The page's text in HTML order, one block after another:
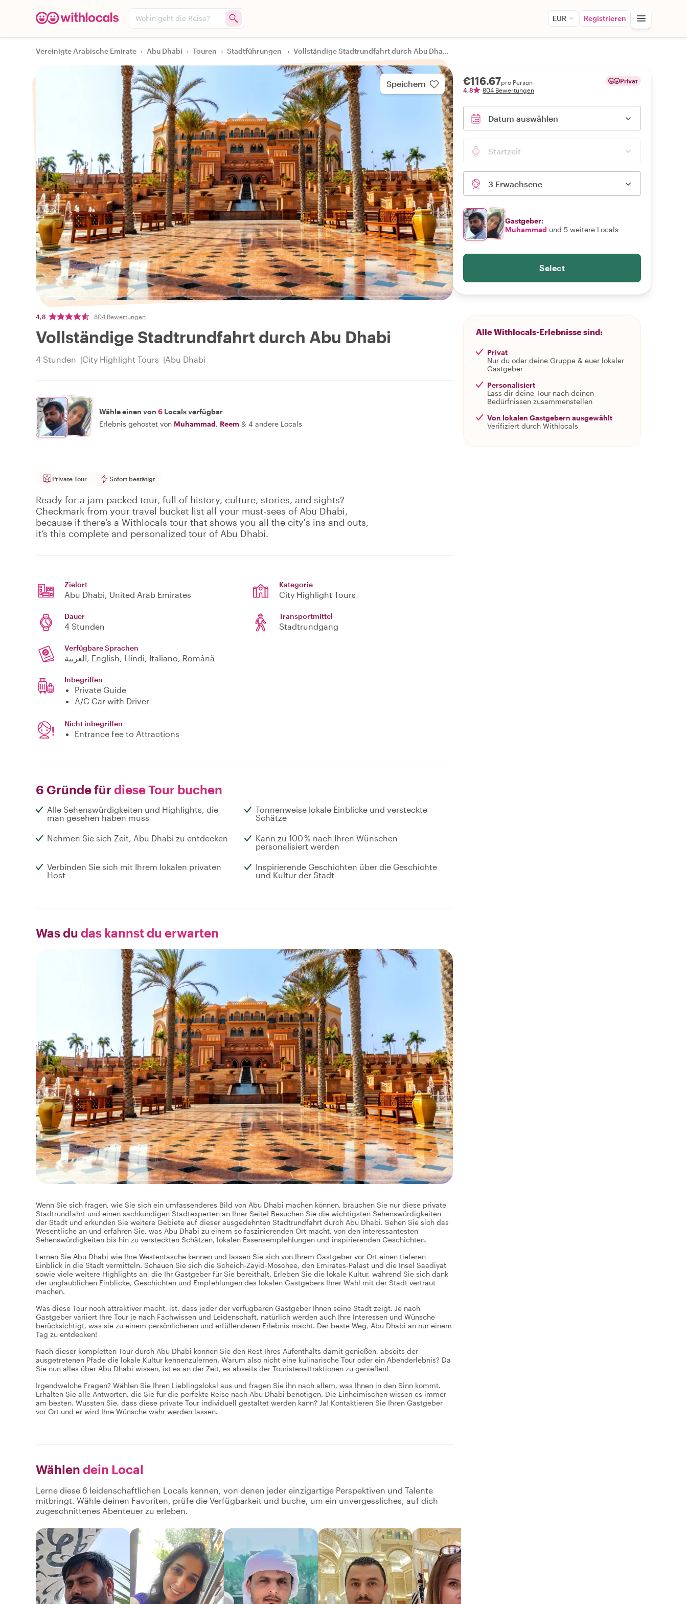
Wohin geht die Reise? EUR Registrieren
Vereinigte Arabische Emirate › Abu Dhabi › Touren › Stadtführungen › Vollständige Stadtrundfahrt durch Abu Dhabi
Speichern
4,8 804 Bewertungen
Vollständige Stadtrundfahrt durch Abu Dhabi
4 Stunden City Highlight Tours Abu Dhabi
Wähle einen von 6 Locals verfügbar
Erlebnis gehostet von Muhammad, Reem & 4 andere Locals
Private Tour Sofort bestätigt
Ready for a jam-packed tour, full of history, culture, stories, and sights?
Checkmark from your travel bucket list all your must-sees of Abu Dhabi,
because if there’s a Withlocals tour that shows you all the city's ins and outs,
it’s this complete and personalized tour of Abu Dhabi.
Zielort
Abu Dhabi, United Arab Emirates
Kategorie
City Highlight Tours
Dauer
4 Stunden
Transportmittel
Stadtrundgang
Verfügbare Sprachen
العربية, English, Hindi, Italiano, Română
Inbegriffen
Private Guide
A/C Car with Driver
Nicht inbegriffen
Entrance fee to Attractions
6 Gründe für diese Tour buchen
Alle Sehenswürdigkeiten und Highlights, die
man gesehen haben muss
Tonnenweise lokale Einblicke und versteckte
Schätze
Nehmen Sie sich Zeit, Abu Dhabi zu entdecken
Kann zu 100 % nach Ihren Wünschen
personalisiert werden
Verbinden Sie sich mit Ihrem lokalen privaten
Host
Inspirierende Geschichten über die Geschichte
und Kultur der Stadt
Was du das kannst du erwarten
Wenn Sie sich fragen, wie Sie sich ein umfassenderes Bild von Abu Dhabi machen können, brauchen Sie nur diese private
Stadtrundfahrt und einen sachkundigen Stadtexperten an Ihrer Seite! Besuchen Sie die wichtigsten Sehenswürdigkeiten
der Stadt und erkunden Sie weitere Gebiete auf dieser ausgedehnten Stadtrundfahrt durch Abu Dhabi. Sehen Sie sich das
Wesentliche an und erfahren Sie, was Abu Dhabi zu einem so faszinierenden Ort macht, von den interessantesten
Sehenswürdigkeiten bis hin zu versteckten Schätzen, lokalen Essensempfehlungen und inspirierenden Geschichten.
Lernen Sie Abu Dhabi wie Ihre Westentasche kennen und lassen Sie sich von Ihrem Gastgeber vor Ort einen tieferen
Einblick in die Stadt vermitteln. Schauen Sie sich die Scheich-Zayid-Moschee, den Emirates-Palast und die Insel Saadiyat
sowie viele weitere Highlights an, die Ihr Gastgeber für Sie bereithält. Erleben Sie die lokale Kultur, während Sie sich dank
der unglaublichen Einblicke, Geschichten und Empfehlungen des lokalen Gastgebers Ihrer Wahl mit der Stadt vertraut
machen.
Was diese Tour noch attraktiver macht, ist, dass jeder der verfügbaren Gastgeber Ihnen seine Stadt zeigt. Je nach
Gastgeber variiert Ihre Tour je nach Fachwissen und Leidenschaft, natürlich werden auch Ihre Interessen und Wünsche
berücksichtigt, was sie zu einem persönlicheren und erfüllenderen Erlebnis macht. Der beste Weg, Abu Dhabi an nur einem
Tag zu entdecken!
Nach dieser kompletten Tour durch Abu Dhabi können Sie den Rest Ihres Aufenthalts damit genießen, abseits der
ausgetretenen Pfade die lokale Kultur kennenzulernen. Warum also nicht eine kulinarische Tour oder ein Abenderlebnis? Da
Sie nun alles über Abu Dhabi wissen, ist es an der Zeit, es abseits der Touristenattraktionen zu genießen!
Irgendwelche Fragen? Wählen Sie Ihren Lieblingslokal aus und fragen Sie ihn nach allem, was Ihnen in den Sinn kommt.
Erhalten Sie alle Antworten, die Sie für die perfekte Reise nach Abu Dhabi benötigen. Die Einheimischen wissen es immer
am besten. Wussten Sie, dass diese private Tour individuell gestaltet werden kann? Ja! Kontaktieren Sie Ihren Gastgeber
vor Ort und er wird Ihre Wünsche wahr werden lassen.
Wählen dein Local
Lerne diese 6 leidenschaftlichen Locals kennen, von denen jeder einzigartige Perspektiven und Talente
mitbringt. Wähle deinen Favoriten, prüfe die Verfügbarkeit und buche, um ein unvergessliches, auf dich
zugeschnittenes Abenteuer zu erleben.
€116.67pro Person
4,8
804 Bewertungen
Privat
Datum auswählen
Startzeit
3 Erwachsene
Gastgeber:
Muhammad und 5 weitere Locals
Select
Alle Withlocals-Erlebnisse sind:
Privat
Nur du oder deine Gruppe & euer lokaler
Gastgeber
Personalisiert
Lass dir deine Tour nach deinen
Bedürfnissen zusammenstellen
Von lokalen Gastgebern ausgewählt
Verifiziert durch Withlocals